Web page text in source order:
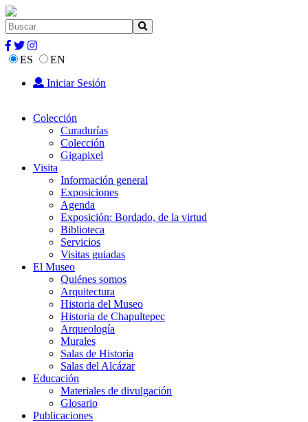
ES
EN
Iniciar Sesión
Colección
Curadurías
Colección
Gigapixel
Visita
Información general
Exposiciones
Agenda
Exposición: Bordado, de la virtud
Biblioteca
Servicios
Visitas guiadas
El Museo
Quiénes somos
Arquitectura
Historia del Museo
Historia de Chapultepec
Arqueología
Murales
Salas de Historia
Salas del Alcázar
Educación
Materiales de divulgación
Glosario
Publicaciones